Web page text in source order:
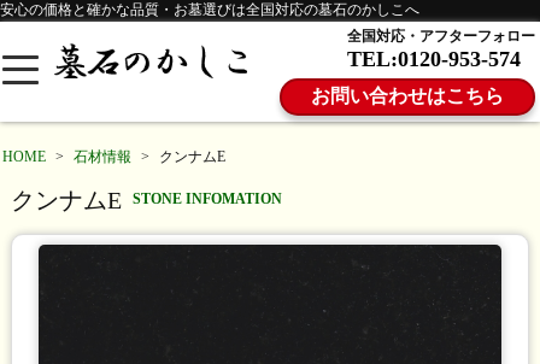
安心の価格と確かな品質・お墓選びは全国対応の墓石のかしこへ
全国対応・アフターフォロー
TEL:0120-953-574
お問い合わせはこちら
HOME > 石材情報 > クンナムE
クンナムE STONE INFOMATION